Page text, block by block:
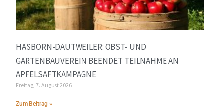
HASBORN-DAUTWEILER: OBST- UND
GARTENBAUVEREIN BEENDET TEILNAHME AN
APFELSAFTKAMPAGNE
Freitag, 7. August 2026
Zum Beitrag »